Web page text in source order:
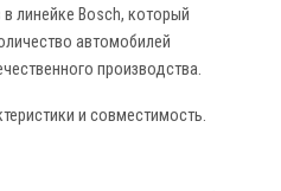
линейке Bosch, который
автомобилей
производства.
и совместимость.